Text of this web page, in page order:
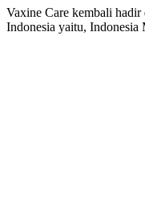
Vaxine Care kembali hadir
Indonesia yaitu,